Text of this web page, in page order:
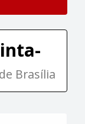
Brasília